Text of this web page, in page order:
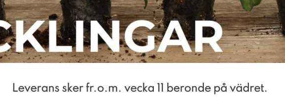
Leverans sker fr.o.m. vecka 11 beronde på vädret.